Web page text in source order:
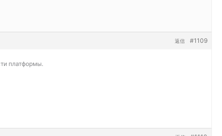
#1109
返信
платформы.